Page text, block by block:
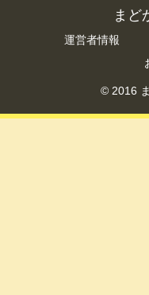
まど
運営者情報
© 2016